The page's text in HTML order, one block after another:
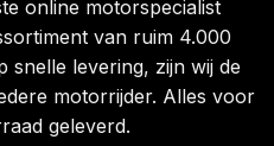
online motorspecialist
van ruim 4.000
levering, zijn wij de
motorrijder. Alles voor
geleverd.